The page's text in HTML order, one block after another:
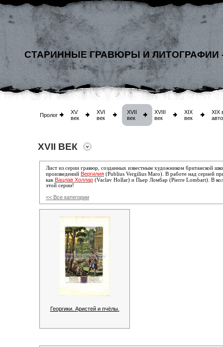
СТАРИННЫЕ ГРАВЮРЫ И ЛИТОГРАФИИ
Пролог
XV
век
XVI
век
XVII
век
XVIII
век
XIX
век
XIX
XVII ВЕК
Лист из серии гравюр, созданных известным художником британской
произведений Вергилия (Publius Vergilius Maro) . В работе над серией
как Вацлав Холлар (Vaclav Hollar) и Пьер Ломбар (Pierre Lombart). В
этой серии!
<< Все категории
Георгики. Аристей и пчёлы.